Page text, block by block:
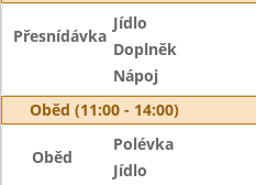
Přesnídávka
Jídlo
Doplněk
Nápoj
Oběd (11:00 - 14:00)
Oběd
Polévka
Jídlo